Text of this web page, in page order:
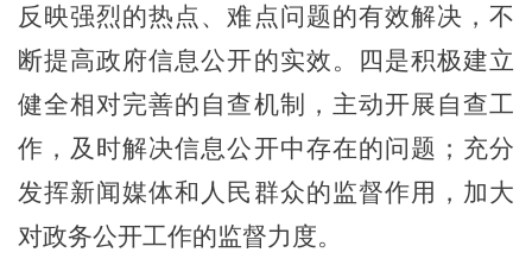
反映强烈的热点、难点问题的有效解决，不
断提高政府信息公开的实效。四是积极建立
健全相对完善的自查机制，主动开展自查工
作，及时解决信息公开中存在的问题；充分
发挥新闻媒体和人民群众的监督作用，加大
对政务公开工作的监督力度。